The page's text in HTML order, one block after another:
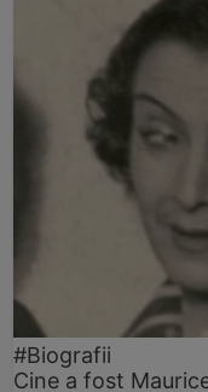
#Biografii
Cine a fost